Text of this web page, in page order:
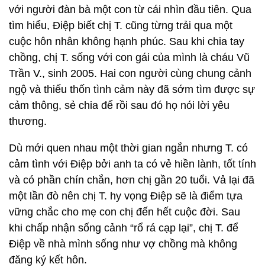
với người đàn bà một con từ cái nhìn đầu tiên. Qua
tìm hiểu, Điệp biết chị T. cũng từng trải qua một
cuộc hôn nhân không hạnh phúc. Sau khi chia tay
chồng, chị T. sống với con gái của mình là cháu Vũ
Trần V., sinh 2005. Hai con người cùng chung cảnh
ngộ và thiếu thốn tình cảm này đã sớm tìm được sự
cảm thông, sẻ chia để rồi sau đó họ nói lời yêu
thương.
Dù mới quen nhau một thời gian ngắn nhưng T. có
cảm tình với Điệp bởi anh ta có vẻ hiền lành, tốt tính
và có phần chín chắn, hơn chị gần 20 tuổi. Vả lại đã
một lần đò nên chị T. hy vọng Điệp sẽ là điểm tựa
vững chắc cho mẹ con chị đến hết cuộc đời. Sau
khi chấp nhận sống cảnh “rổ rá cạp lại”, chị T. để
Điệp về nhà mình sống như vợ chồng mà không
đăng ký kết hôn.